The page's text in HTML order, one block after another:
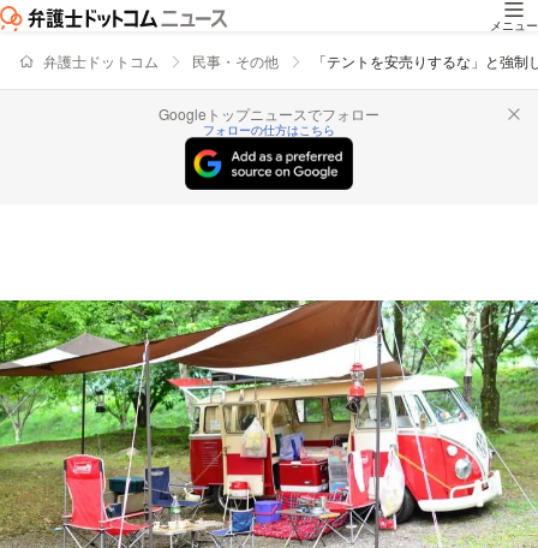
メニュー
弁護士ドットコム 民事・その他 「テントを安売りするな」と強
Googleトップニュースでフォロー
フォローの仕方はこちら